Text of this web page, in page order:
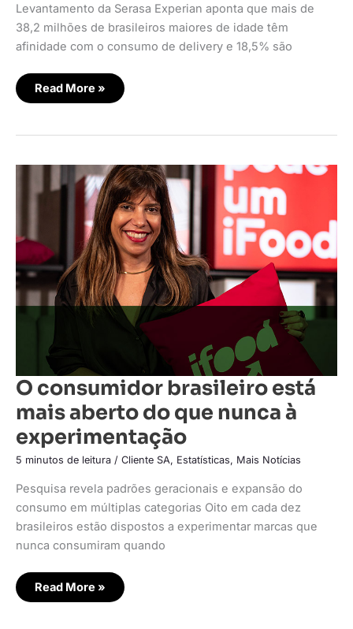
Levantamento da Serasa Experian aponta que mais de
38,2 milhões de brasileiros maiores de idade têm
afinidade com o consumo de delivery e 18,5% são
Read More »
O consumidor brasileiro está
mais aberto do que nunca à
experimentação
5 minutos de leitura / Cliente SA, Estatísticas, Mais Notícias
Pesquisa revela padrões geracionais e expansão do
consumo em múltiplas categorias Oito em cada dez
brasileiros estão dispostos a experimentar marcas que
nunca consumiram quando
O
consumidor
brasileiro
que
nunca
à
experimentação
Read More »